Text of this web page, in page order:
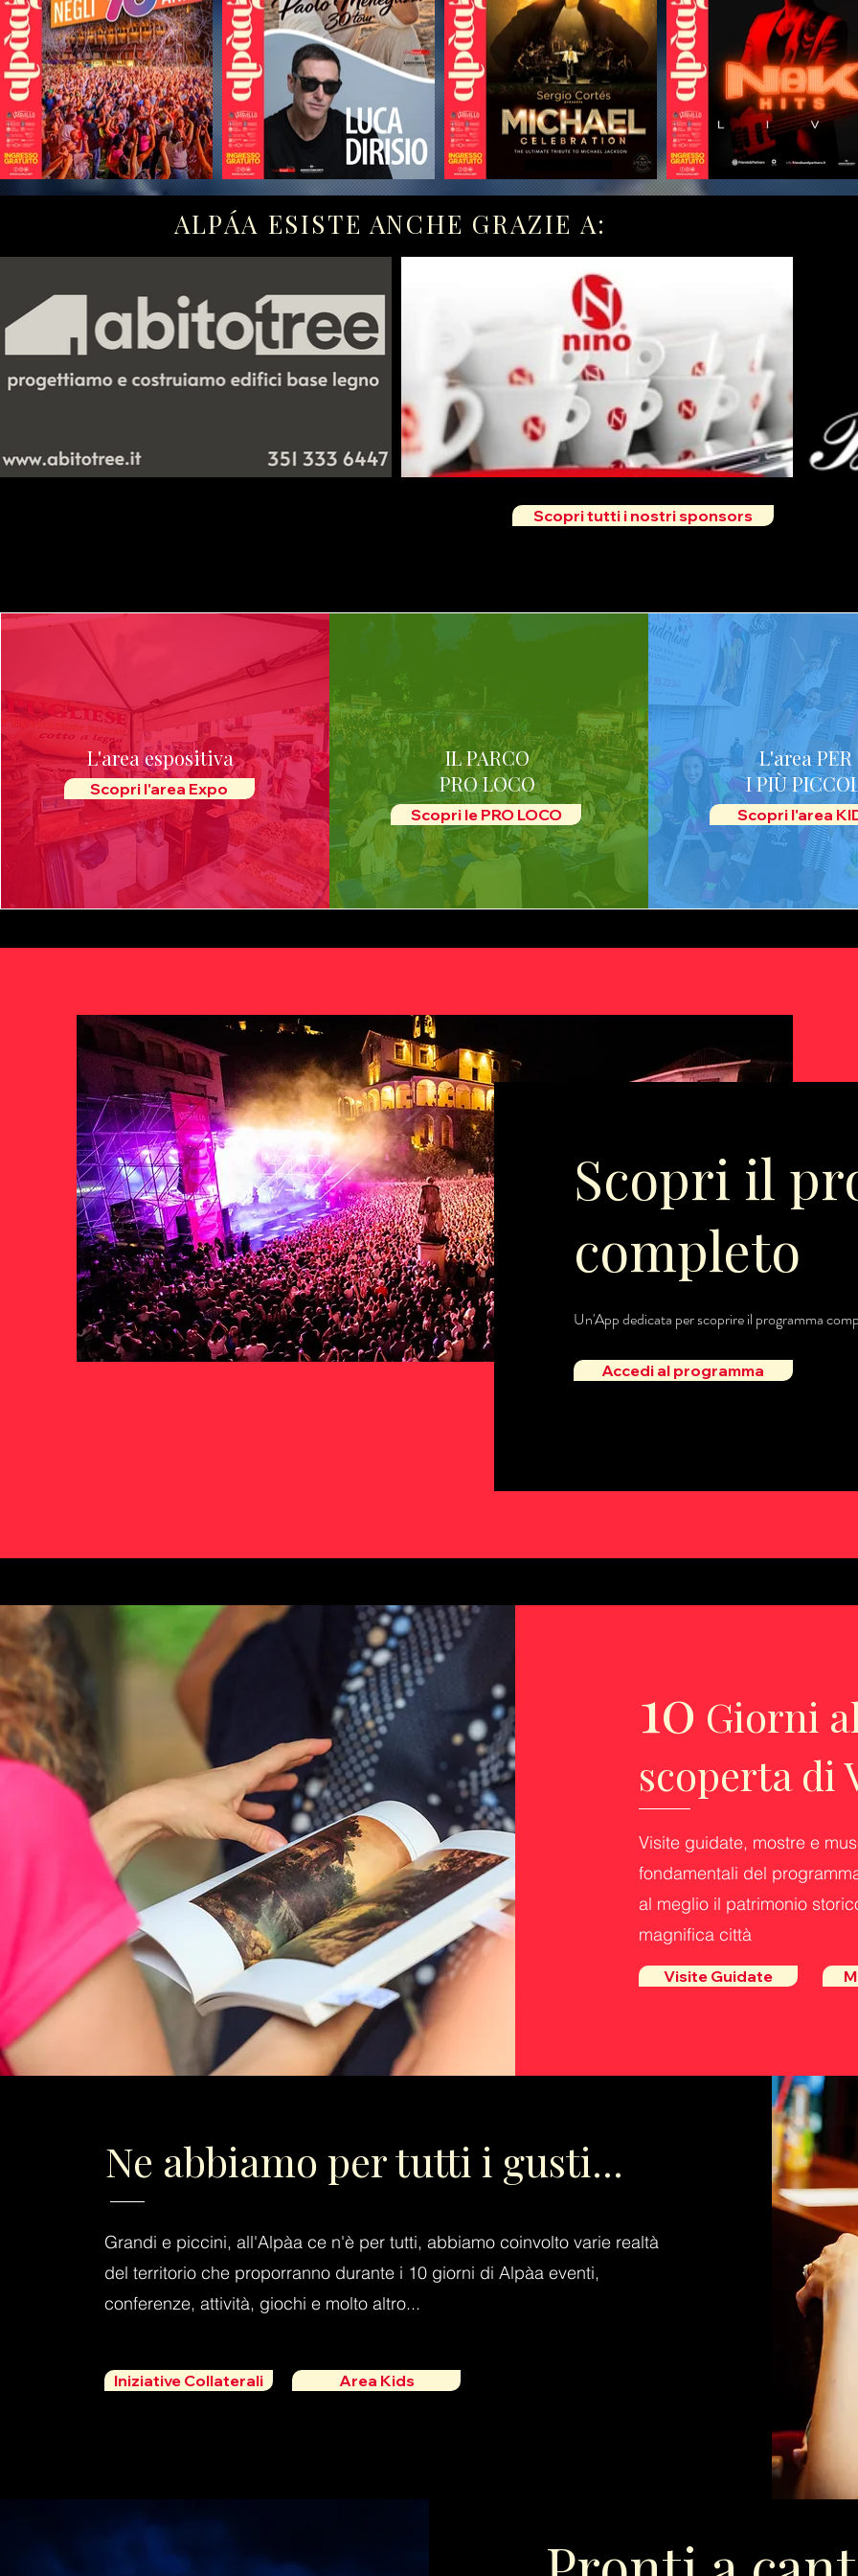
ALPÁA ESISTE ANCHE GRAZIE A:
Scopri tutti i nostri sponsors
L'area espositiva
Scopri l'area Expo
IL PARCO
PRO LOCO
Scopri le PRO LOCO
L'area PER
I PIÙ
Scopri l'area
Scopri il
completo
Un'App dedicata per scoprire il programma
Accedi al programma
10 Giorni
scoperta di
Visite guidate, mostre e
fondamentali del
al meglio il patrimonio
magnifica città
Visite Guidate
Ne abbiamo per tutti i gusti...
Grandi e piccini, all'Alpàa ce n'è per tutti, abbiamo coinvolto varie realtà
del territorio che proporranno durante i 10 giorni di Alpàa eventi,
conferenze, attività, giochi e molto altro...
Iniziative Collaterali Area Kids